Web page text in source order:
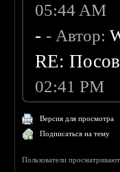
05:44 AM
- - Автор:
RE:
02:41 PM
Версия для просмотра
Подписаться на тему
Пользователи